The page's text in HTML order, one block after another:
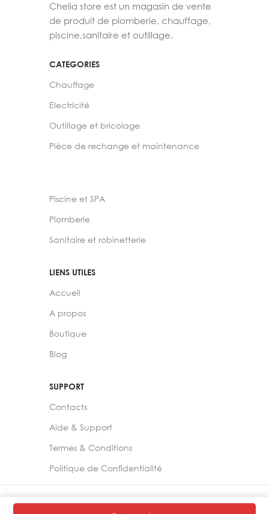
Chelia store est un magasin de vente
de produit de plomberie, chauffage,
piscine,sanitaire et outillage.
CATEGORIES
Chauffage
Electricité
Outillage et bricolage
Pièce de rechange et maintenance
Piscine et SPA
Plomberie
Sanitaire et robinetterie
LIENS UTILES
Accueil
A propos
Boutique
Blog
SUPPORT
Contacts
Aide & Support
Termes & Conditions
Politique de Confidentialité
2024 – Chelia Store